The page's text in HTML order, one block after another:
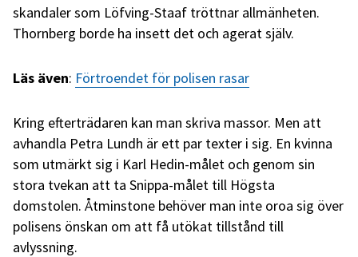
skandaler som Löfving-Staaf tröttnar allmänheten.
Thornberg borde ha insett det och agerat själv.
Läs även: Förtroendet för polisen rasar
Kring efterträdaren kan man skriva massor. Men att
avhandla Petra Lundh är ett par texter i sig. En kvinna
som utmärkt sig i Karl Hedin-målet och genom sin
stora tvekan att ta Snippa-målet till Högsta
domstolen. Åtminstone behöver man inte oroa sig över
polisens önskan om att få utökat tillstånd till
avlyssning.